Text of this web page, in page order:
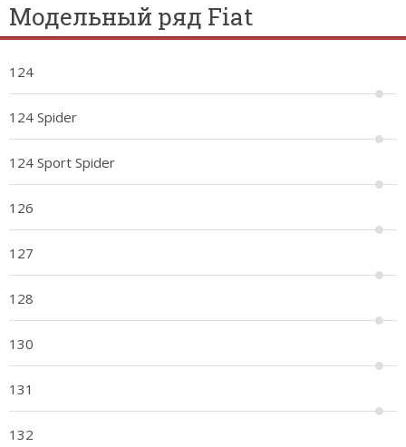
Модельный ряд Fiat
124
124 Spider
124 Sport Spider
126
127
128
130
131
132